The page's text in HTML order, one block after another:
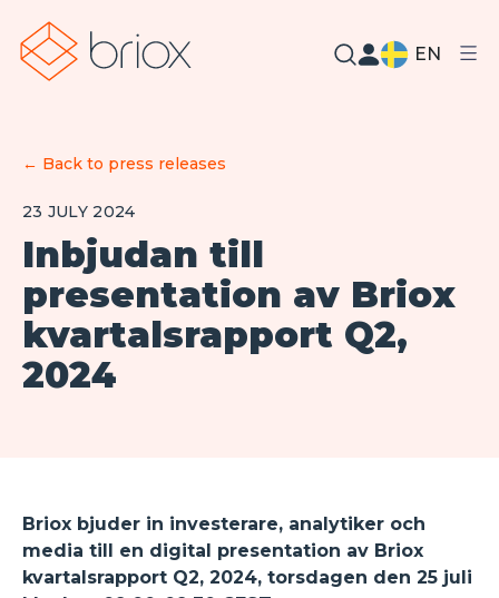
EN
← Back to press releases
23 JULY 2024
Inbjudan till
presentation av Briox
kvartalsrapport Q2,
2024
Briox bjuder in investerare, analytiker och
media till en digital presentation av Briox
kvartalsrapport Q2, 2024, torsdagen den 25 juli